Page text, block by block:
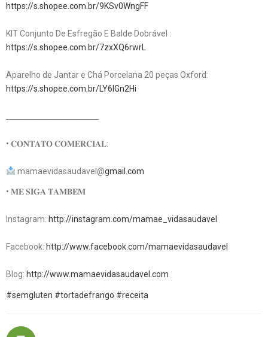
https://s.shopee.com.br/9KSv0WngFF
KIT Conjunto De Esfregão E Balde Dobrável :
https://s.shopee.com.br/7zxXQ6rwrL
Aparelho de Jantar e Chá Porcelana 20 peças Oxford:
https://s.shopee.com.br/LY6IGn2Hi
• 𝐂𝐎𝐍𝐓𝐀𝐓𝐎 𝐂𝐎𝐌𝐄𝐑𝐂𝐈𝐀𝐋:
mamaevidasaudavel@gmail.com
• 𝐌𝐄 𝐒𝐈𝐆𝐀 𝐓𝐀𝐌𝐁𝐄́𝐌
Instagram: http://instagram.com/mamae_vidasaudavel
Facebook: http://www.facebook.com/mamaevidasaudavel
Blog: http://www.mamaevidasaudavel.com
#semgluten #tortadefrango #receita